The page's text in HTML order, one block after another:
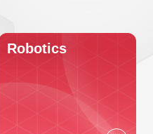
Robotics